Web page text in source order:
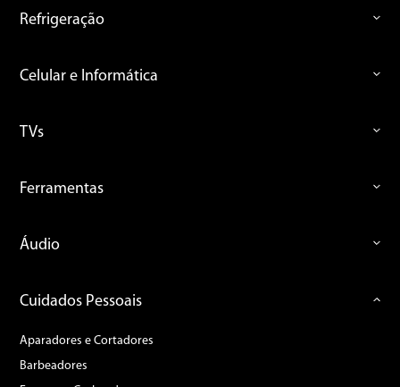
Refrigeração
Celular e Informática
TVs
Ferramentas
Áudio
Cuidados Pessoais
Aparadores e Cortadores
Barbeadores